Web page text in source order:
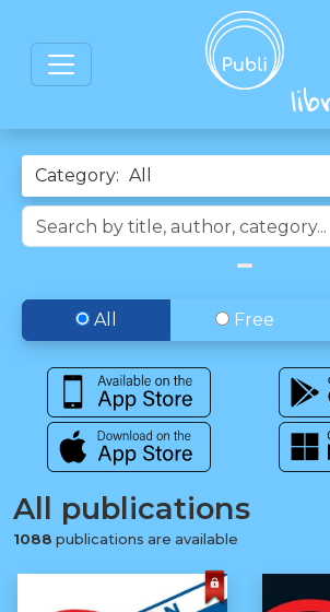
Category:
All Free
All publications
1088 publications are available